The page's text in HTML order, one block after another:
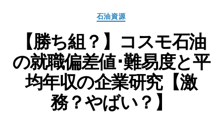
発
の
就
職
偏
差
カ
ー
石油資源
【勝ち組？】コスモ石油
の就職偏差値･難易度と平
均年収の企業研究【激
務？やばい？】